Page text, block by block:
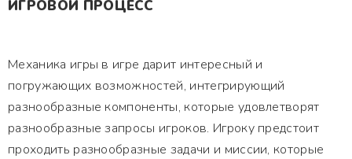
ИГРОВОЙ ПРОЦЕСС
Механика игры в игре дарит интересный и
погружающих возможностей, интегрирующий
разнообразные компоненты, которые удовлетворят
разнообразные запросы игроков. Игроку предстоит
проходить разнообразные задачи и миссии, которые